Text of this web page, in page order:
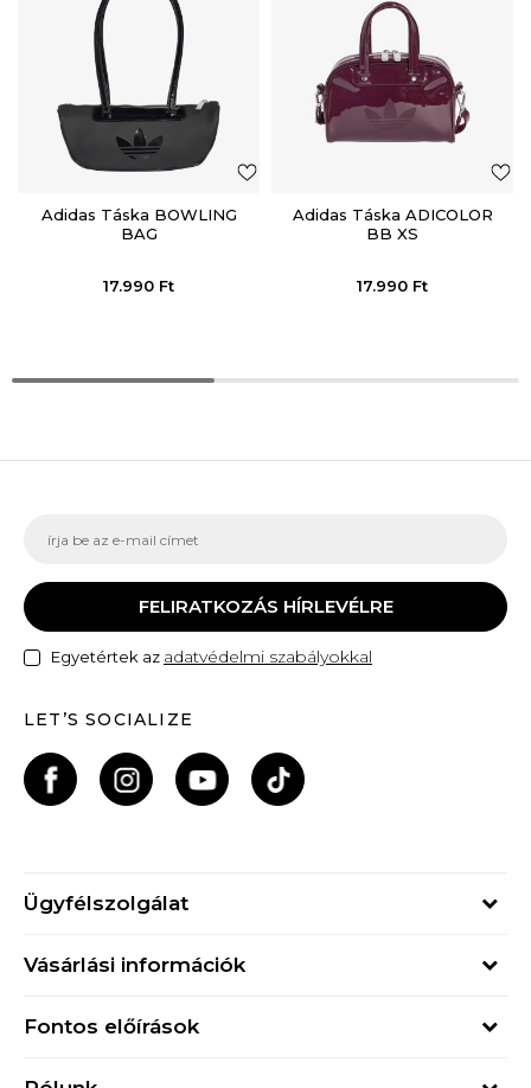
Adidas Táska BOWLING
BAG
17.990 Ft
Adidas Táska ADICOLOR
BB XS
17.990 Ft
FELIRATKOZÁS HÍRLEVÉLRE
Egyetértek az adatvédelmi szabályokkal
LET’S SOCIALIZE
Ügyfélszolgálat
online@buzzsneakers.hu
Vásárlási információk
Visszatérítések
Fontos előírások